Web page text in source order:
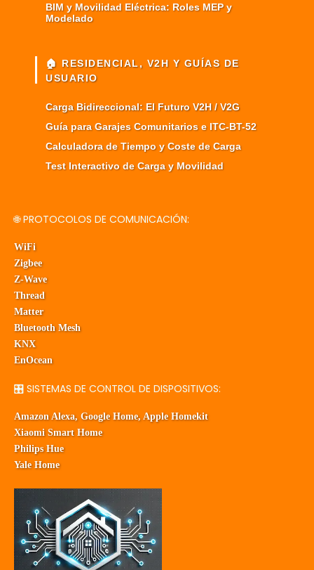
BIM y Movilidad Eléctrica: Roles MEP y
Modelado
🏠 RESIDENCIAL, V2H Y GUÍAS DE
USUARIO
Carga Bidireccional: El Futuro V2H / V2G
Guía para Garajes Comunitarios e ITC-BT-52
Calculadora de Tiempo y Coste de Carga
Test Interactivo de Carga y Movilidad
🌐 PROTOCOLOS DE COMUNICACIÓN:
WiFi
Zigbee
Z-Wave
Thread
Matter
Bluetooth Mesh
KNX
EnOcean
🎛️ SISTEMAS DE CONTROL DE DISPOSITIVOS:
Amazon Alexa, Google Home, Apple Homekit
Xiaomi Smart Home
Philips Hue
Yale Home